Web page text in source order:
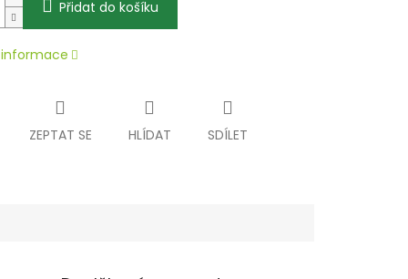
Přidat do košíku
ZEPTAT SE HLÍDAT SDÍLET